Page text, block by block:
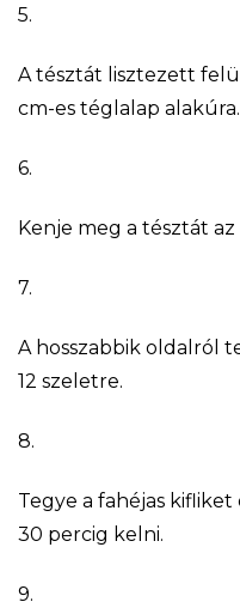
5.
A tésztát lisztezett
cm-es téglalap alakúra.
6.
Kenje meg a tésztát
7.
A hosszabbik oldalról
12 szeletre.
8.
Tegye a fahéjas
30 percig kelni.
9.